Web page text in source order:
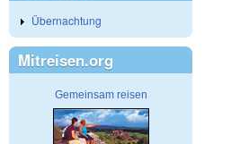
Übernachtung
Mitreisen.org
Gemeinsam reisen